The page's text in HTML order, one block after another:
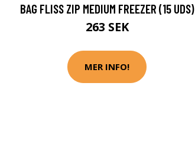
BAG FLISS ZIP MEDIUM FREEZER (15 UDS)
263 SEK
MER INFO!